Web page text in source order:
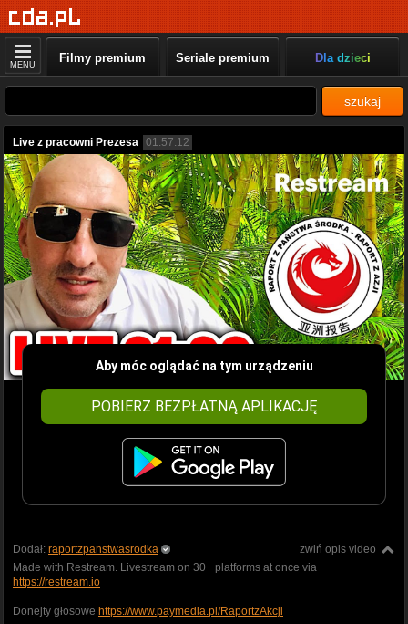
MENU Filmy premium Seriale premium Dla dzieci
szukaj
Live z pracowni Prezesa 01:57:12
Aby móc oglądać na tym urządzeniu
POBIERZ BEZPŁATNĄ APLIKACJĘ
zwiń opis video
Dodał: raportzpanstwasrodka
Made with Restream. Livestream on 30+ platforms at once via
https://restream.io
Donejty głosowe https://www.paymedia.pl/RaportzAkcji